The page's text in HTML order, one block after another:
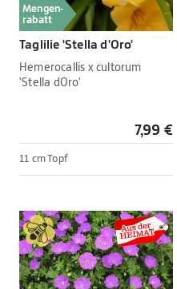
Mengen-
rabatt
Taglilie 'Stella d'Oro'
Hemerocallis x cultorum
'Stella dOro'
7,99 €
11 cm Topf